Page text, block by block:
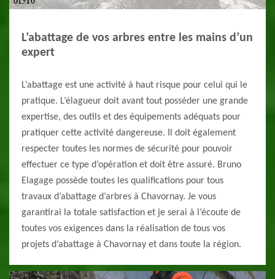
L’abattage de vos arbres entre les mains d’un
expert
L’abattage est une activité à haut risque pour celui qui le
pratique. L’élagueur doit avant tout posséder une grande
expertise, des outils et des équipements adéquats pour
pratiquer cette activité dangereuse. Il doit également
respecter toutes les normes de sécurité pour pouvoir
effectuer ce type d’opération et doit être assuré. Bruno
Elagage possède toutes les qualifications pour tous
travaux d’abattage d’arbres à Chavornay. Je vous
garantirai la totale satisfaction et je serai à l’écoute de
toutes vos exigences dans la réalisation de tous vos
projets d’abattage à Chavornay et dans toute la région.